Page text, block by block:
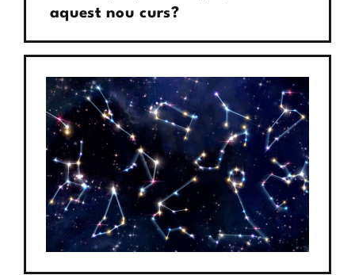
aquest nou curs?